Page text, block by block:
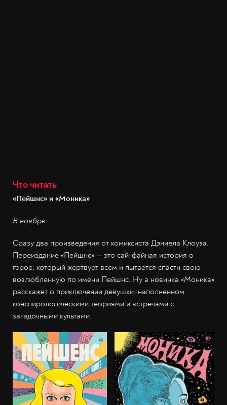
Что читать
«Пейшнс» и «Моника»
В ноябре
Сразу два произведения от комиксиста Дэниела Клоуза.
Переиздание «Пейшнс» — это сай-файная история о
герое, который жертвует всем и пытается спасти свою
возлюбленную по имени Пейшнс. Ну а новинка «Моника»
расскажет о приключении девушки, наполненном
конспирологическими теориями и встречами с
загадочными культами.